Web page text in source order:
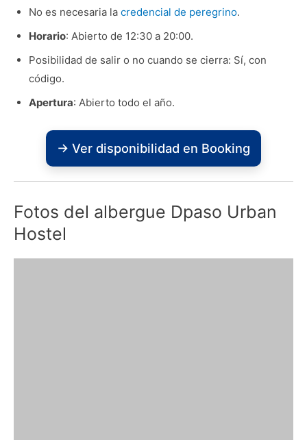
No es necesaria la credencial de peregrino.
Horario: Abierto de 12:30 a 20:00.
Posibilidad de salir o no cuando se cierra: Sí, con
código.
Apertura: Abierto todo el año.
→ Ver disponibilidad en Booking
Fotos del albergue Dpaso Urban
Hostel